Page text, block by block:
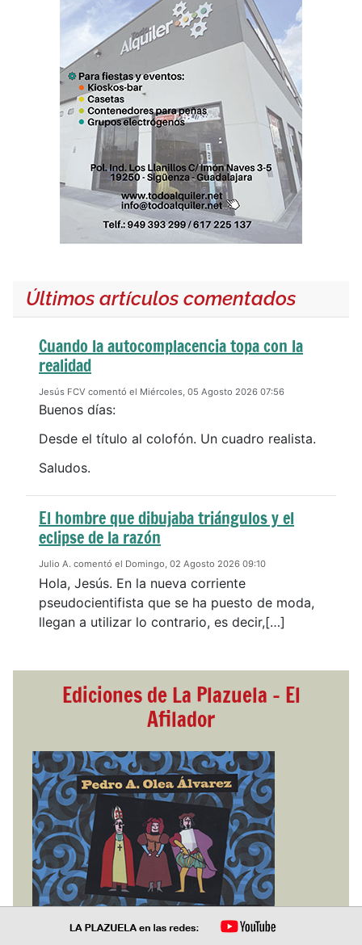
Últimos artículos comentados
Cuando la autocomplacencia topa con la
realidad
Jesús FCV comentó el Miércoles, 05 Agosto 2026 07:56
Buenos días:
Desde el título al colofón. Un cuadro realista.
Saludos.
El hombre que dibujaba triángulos y el
eclipse de la razón
Julio A. comentó el Domingo, 02 Agosto 2026 09:10
Hola, Jesús. En la nueva corriente
pseudocientifista que se ha puesto de moda,
llegan a utilizar lo contrario, es decir,[…]
Ediciones de La Plazuela - El
Afilador